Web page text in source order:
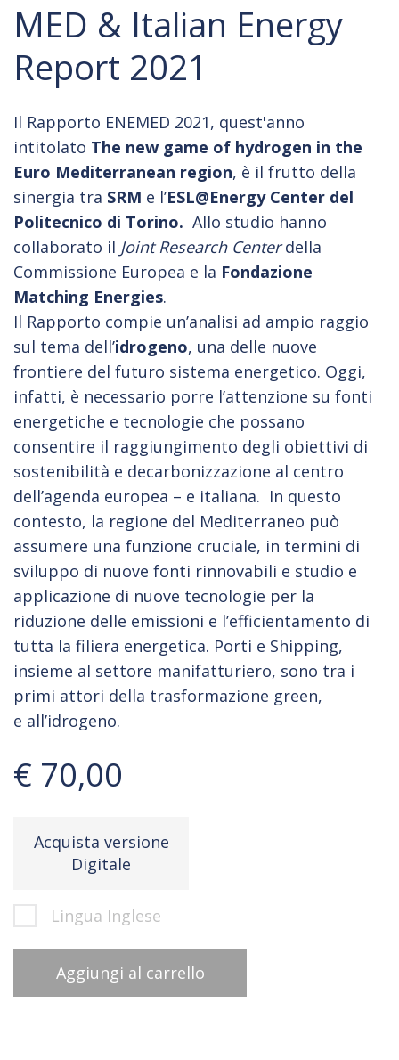
MED & Italian Energy
Report 2021
Il Rapporto ENEMED 2021, quest'anno
intitolato The new game of hydrogen in the
Euro Mediterranean region, è il frutto della
sinergia tra SRM e l’ESL@Energy Center del
Politecnico di Torino. Allo studio hanno
collaborato il Joint Research Centerdella
Commissione Europea e la Fondazione
Matching Energies.
Il Rapporto compie un’analisi ad ampio raggio
sul tema dell’idrogeno, una delle nuove
frontiere del futuro sistema energetico. Oggi,
infatti, è necessario porre l’attenzione su fonti
energetiche e tecnologie che possano
consentire il raggiungimento degli obiettivi di
sostenibilità e decarbonizzazione al centro
dell’agenda europea – e italiana. In questo
contesto, la regione del Mediterraneo può
assumere una funzione cruciale, in termini di
sviluppo di nuove fonti rinnovabili e studio e
applicazione di nuove tecnologie per la
riduzione delle emissioni e l’efficientamento di
tutta la filiera energetica. Porti e Shipping,
insieme al settore manifatturiero, sono tra i
primi attori della trasformazione green,
e all’idrogeno.
€ 70,00
Acquista versione
Digitale
Lingua Inglese
Aggiungi al carrello